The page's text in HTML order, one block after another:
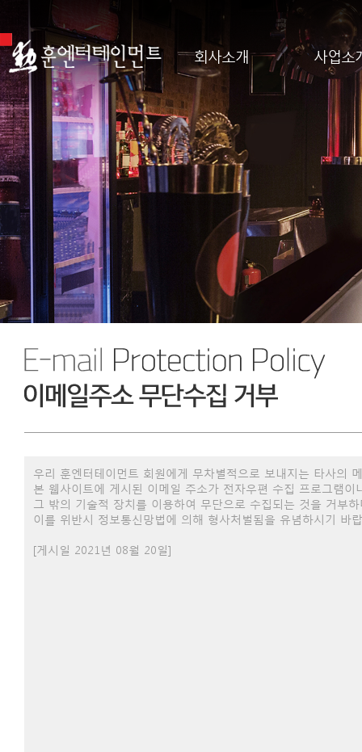
회사소개 사업소
우리 훈엔터테이먼트 회원에게 무차별적으로 보내지는 타사의
본 웹사이트에 게시된 이메일 주소가 전자우편 수집 프로그램이
그 밖의 기술적 장치를 이용하여 무단으로 수집되는 것을 거부하
이를 위반시 정보통신망법에 의해 형사처벌됨을 유념하시기 바
[게시일 2021년 08월 20일]